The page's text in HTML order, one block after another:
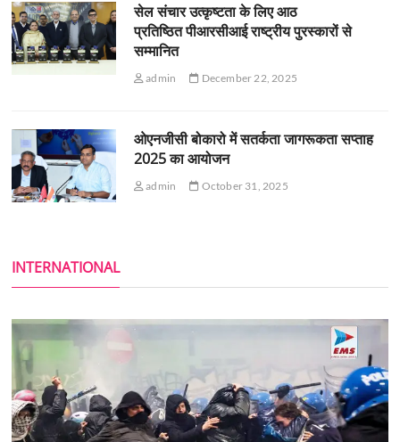
सेल संचार उत्कृष्टता के लिए आठ
प्रतिष्ठित पीआरसीआई राष्ट्रीय पुरस्कारों से
सम्मानित
admin December 22, 2025
ओएनजीसी बोकारो में सतर्कता जागरूकता सप्ताह
2025 का आयोजन
admin October 31, 2025
INTERNATIONAL